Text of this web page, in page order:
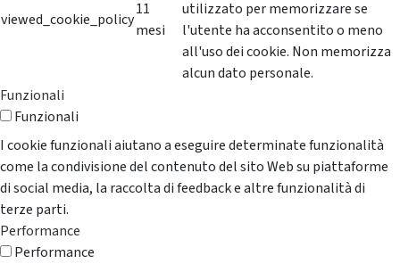
viewed_cookie_policy
11
mesi
utilizzato per memorizzare se
l'utente ha acconsentito o meno
all'uso dei cookie. Non memorizza
alcun dato personale.
Funzionali
Funzionali
I cookie funzionali aiutano a eseguire determinate funzionalità
come la condivisione del contenuto del sito Web su piattaforme
di social media, la raccolta di feedback e altre funzionalità di
terze parti.
Performance
Performance